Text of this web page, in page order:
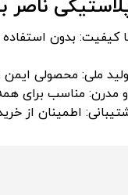
ناصر
کیفیت: بدون
ملی: محصولی ایمن
و مدرن: مناسب برای
اطمینان از